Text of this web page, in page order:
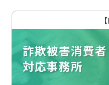
詐欺被害消費
対応事務所